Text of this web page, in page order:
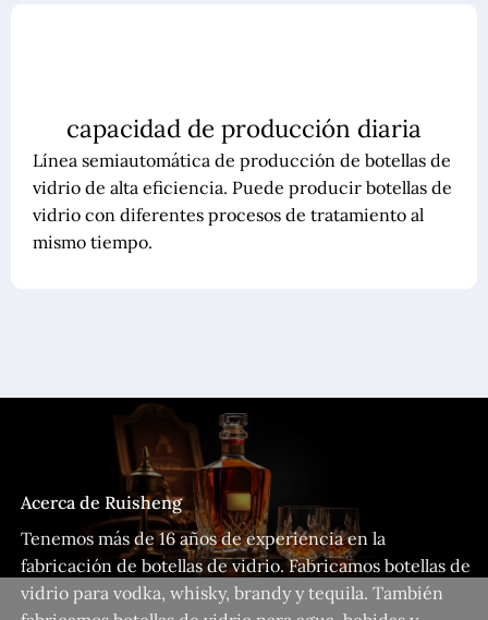
capacidad de producción diaria
Línea semiautomática de producción de botellas de
vidrio de alta eficiencia. Puede producir botellas de
vidrio con diferentes procesos de tratamiento al
mismo tiempo.
Acerca de Ruisheng
Tenemos más de 16 años de experiencia en la
fabricación de botellas de vidrio. Fabricamos botellas de
vidrio para vodka, whisky, brandy y tequila. También